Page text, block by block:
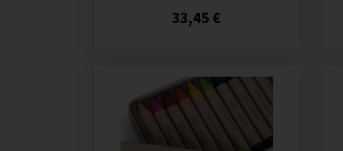
33,45 €